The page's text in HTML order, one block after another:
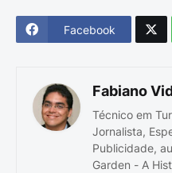
Facebook
Fabiano
Técnico em
Jornalista,
Publicidade,
Garden - A